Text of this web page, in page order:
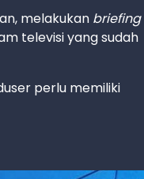
melakukan briefing
televisi yang sudah
perlu memiliki